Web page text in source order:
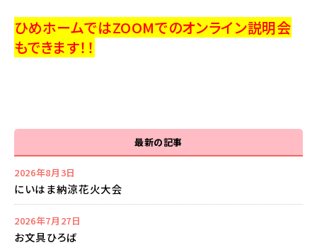
ひめホームではZOOMでのオンライン説明会
もできます！！
最新の記事
2026年8月3日
にいはま納涼花火大会
2026年7月27日
お文具ひろば